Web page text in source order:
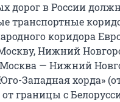
дорог в России
транспортные
коридора
Нижний
Москва — Нижний
Западная хорда»
границы с